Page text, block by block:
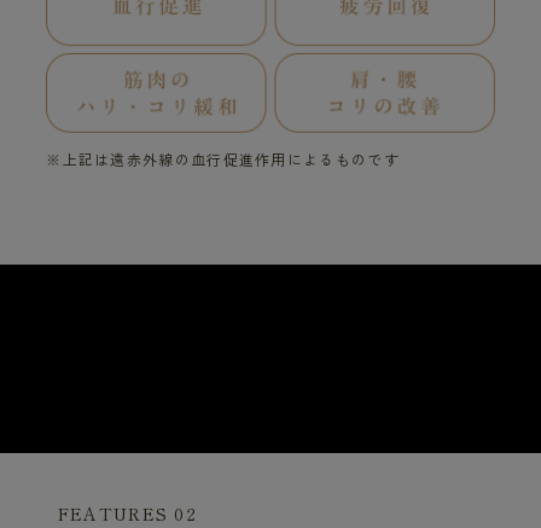
※上記は遠赤外線の血行促進作用によるものです
FEATURES 02